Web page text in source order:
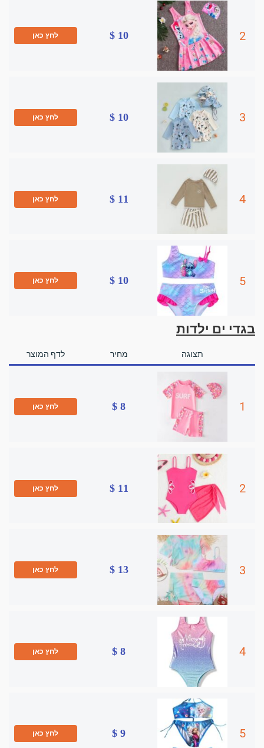
2
10 $ לחץ כאן
3
10 $ לחץ כאן
4
11 $ לחץ כאן
5
10 $ לחץ כאן
בגדי ים ילדות
תצוגה מחיר לדף המוצר
1
8 $ לחץ כאן
2
11 $ לחץ כאן
3
13 $ לחץ כאן
4
8 $ לחץ כאן
5
9 $ לחץ כאן